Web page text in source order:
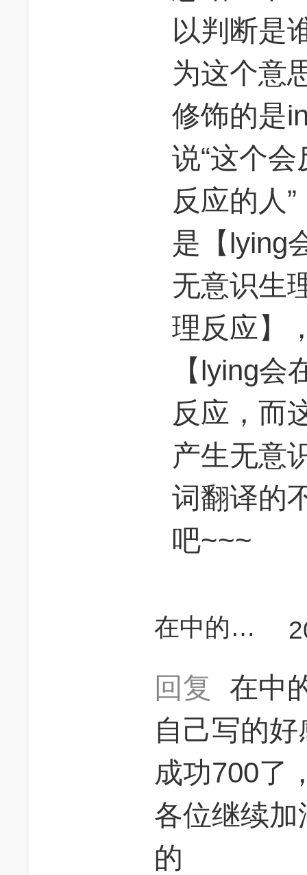
以判断是
为这个意
修饰的是
说“这个
反应的人
是【lying
无意识生
理反应】
【lying
反应，而
产生无意
词翻译的
吧~~~
在中的Amour
回复
在中
自己写的
成功700了
各位继续
的